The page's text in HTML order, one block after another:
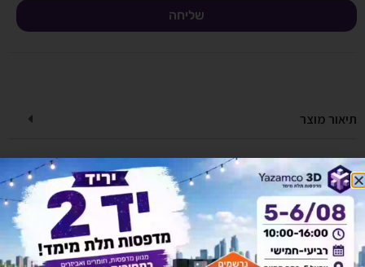
שליחה
תיאור מוצר
מפרט טכני
אחריות ושירות